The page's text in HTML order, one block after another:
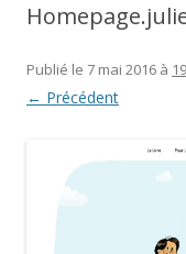
Publié le 7 mai 2016 à
← Précédent